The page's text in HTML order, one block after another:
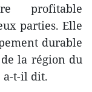
​profitable
parties. Elle
durable
la région du
a-t-il dit.